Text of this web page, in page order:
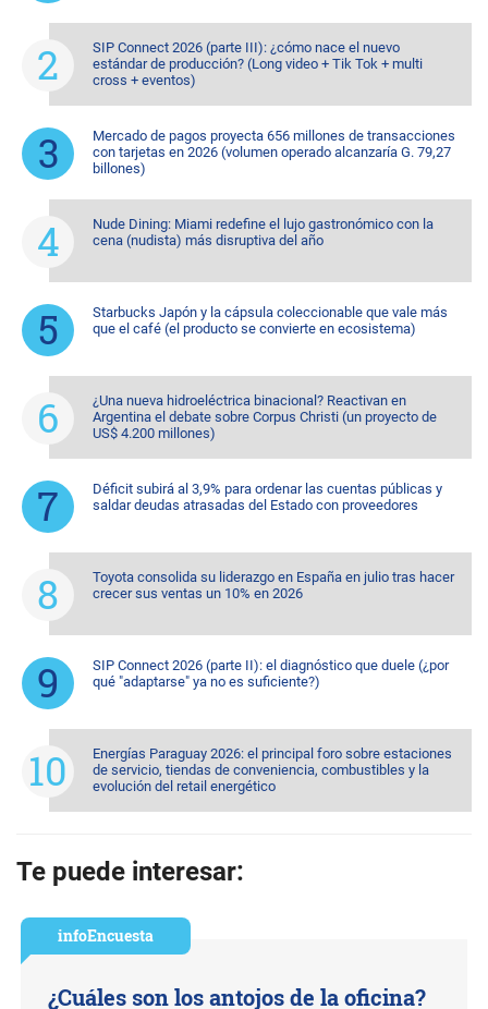
SIP Connect 2026 (parte III): ¿cómo nace el nuevo
estándar de producción? (Long video + Tik Tok + multi
cross + eventos)
Mercado de pagos proyecta 656 millones de transacciones
con tarjetas en 2026 (volumen operado alcanzaría G. 79,27
billones)
Nude Dining: Miami redefine el lujo gastronómico con la
cena (nudista) más disruptiva del año
Starbucks Japón y la cápsula coleccionable que vale más
que el café (el producto se convierte en ecosistema)
¿Una nueva hidroeléctrica binacional? Reactivan en
Argentina el debate sobre Corpus Christi (un proyecto de
US$ 4.200 millones)
Déficit subirá al 3,9% para ordenar las cuentas públicas y
saldar deudas atrasadas del Estado con proveedores
Toyota consolida su liderazgo en España en julio tras hacer
crecer sus ventas un 10% en 2026
SIP Connect 2026 (parte II): el diagnóstico que duele (¿por
qué "adaptarse" ya no es suficiente?)
Energías Paraguay 2026: el principal foro sobre estaciones
de servicio, tiendas de conveniencia, combustibles y la
evolución del retail energético
Te puede interesar:
infoEncuesta
¿Cuáles son los antojos de la oficina?